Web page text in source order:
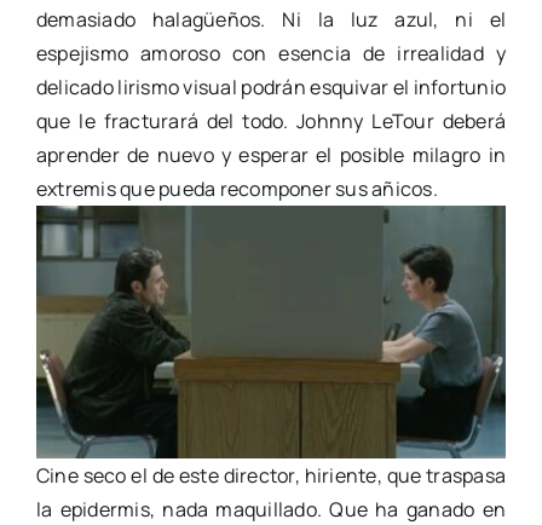
demasiado halagüeños. Ni la luz azul, ni el
espejismo amoroso con esencia de irrealidad y
delicado lirismo visual podrán esquivar el infortunio
que le fracturará del todo. Johnny LeTour deberá
aprender de nuevo y esperar el posible milagro in
extremis que pueda recomponer sus añicos.
Cine seco el de este director, hiriente, que traspasa
la epidermis, nada maquillado. Que ha ganado en